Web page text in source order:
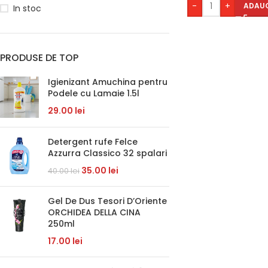
In stoc
PRODUSE DE TOP
Igienizant Amuchina pentru
Podele cu Lamaie 1.5l
29.00 lei
Detergent rufe Felce
Azzurra Classico 32 spalari
40.00lei 35.00 lei
Gel De Dus Tesori D’Oriente
ORCHIDEA DELLA CINA
250ml
17.00 lei
-
+